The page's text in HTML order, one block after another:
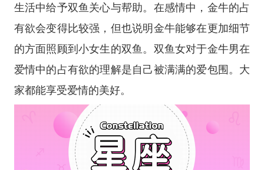
生活中给予双鱼关心与帮助。在感情中，金牛的占
有欲会变得比较强，但也说明金牛能够在更加细节
的方面照顾到小女生的双鱼。双鱼女对于金牛男在
爱情中的占有欲的理解是自己被满满的爱包围。大
家都能享受爱情的美好。